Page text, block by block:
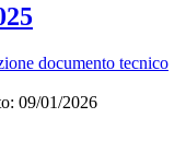
documento tecnico
09/01/2026